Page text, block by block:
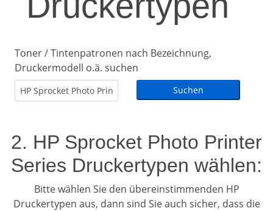
Toner / Tintenpatronen nach Bezeichnung,
Druckermodell o.ä. suchen
2. HP Sprocket Photo Printer
Series Druckertypen wählen:
Bitte wählen Sie den übereinstimmenden HP
Druckertypen aus, dann sind Sie auch sicher, dass die